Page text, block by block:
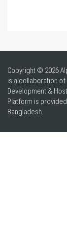
Copyright © 2026
is a collaboration of
Development &
Platform is
Bangladesh.